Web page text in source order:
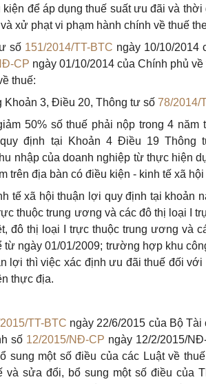
để áp dụng thuế suất ưu đãi và
xử phạt vi phạm hành chính về thuế
số 151/2014/TT-BTC ngày 10/10/2014
CP ngày 01/10/2014 của Chính phủ
thuế:
Khoản 3, Điều 20, Thông tư số 78/2014/
50% số thuế phải nộp trong 4
định tại Khoản 4 Điều 19 Thông
nhập của doanh nghiệp từ thực hiện
trên địa bàn có điều kiện - kinh tế xã
tế xã hội thuận lợi quy định tại khoản
thuộc trung ương và các đô thị loại I
đô thị loại I trực thuộc trung ương và
ngày 01/01/2009; trường hợp khu
lợi thì việc xác định ưu đãi thuế đối
thực địa.
TT-BTC ngày 22/6/2015 của Bộ
số 12/2015/NĐ-CP ngày 12/2/2015/
sung một số điều của các Luật về
và sửa đổi, bổ sung một số điều của